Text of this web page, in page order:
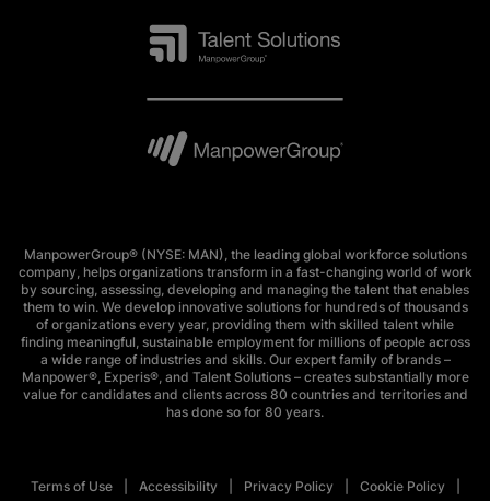
ManpowerGroup® (NYSE: MAN), the leading global workforce solutions
company, helps organizations transform in a fast-changing world of work
by sourcing, assessing, developing and managing the talent that enables
them to win. We develop innovative solutions for hundreds of thousands
of organizations every year, providing them with skilled talent while
finding meaningful, sustainable employment for millions of people across
a wide range of industries and skills. Our expert family of brands –
Manpower®, Experis®, and Talent Solutions – creates substantially more
value for candidates and clients across 80 countries and territories and
has done so for 80 years.
Terms of Use Accessibility Privacy Policy Cookie Policy